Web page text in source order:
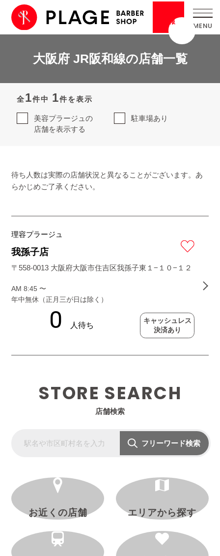
情報
大阪府 JR阪和線の店舗一覧
全1件中 1件を表示
美容プラージュの
店舗を表示する
駐車場あり
待ち人数は実際の店舗状況と異なることがございます。あ
らかじめご了承ください。
理容プラージュ
我孫子店
〒558-0013 大阪府大阪市住吉区我孫子東１−１０−１２
AM 8:45 〜
年中無休（正月三が日は除く）
キャッシュレス
決済あり
STORE SEARCH
店舗検索
フリーワード検索
お近くの店舗 エリアから探す